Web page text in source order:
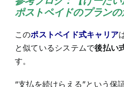
ポストペイドのプランの
このポストペイド式キャリア
と似ているシステムで後払い
す。
“支払を続けらえる”という保